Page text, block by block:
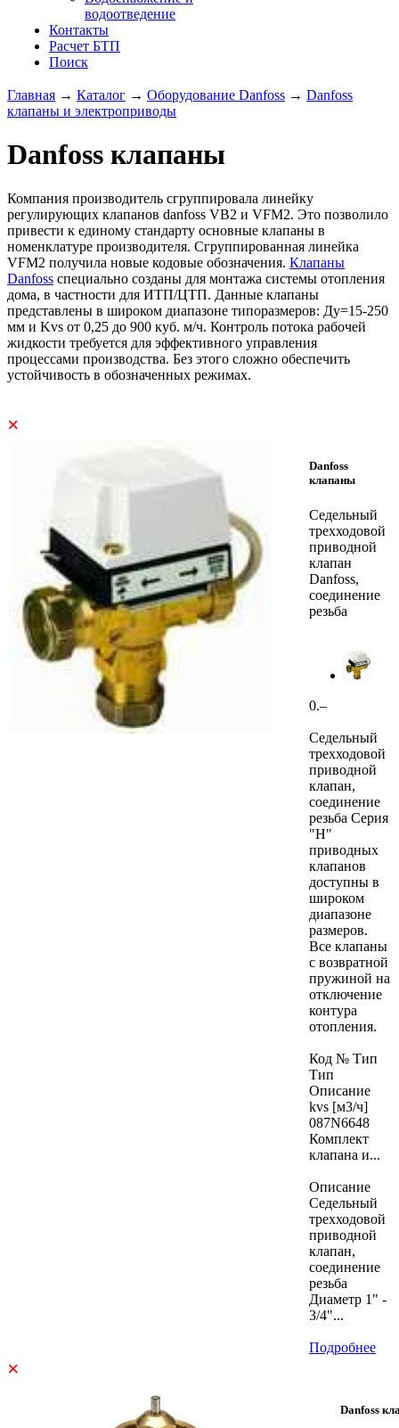
водоотведение
Контакты
Расчет БТП
Поиск
Главная → Каталог → Оборудование Danfoss → Danfoss
клапаны и электроприводы
Danfoss клапаны
Компания производитель сгруппировала линейку
регулирующих клапанов danfoss VB2 и VFM2. Это позволило
привести к единому стандарту основные клапаны в
номенклатуре производителя. Сгруппированная линейка
VFM2 получила новые кодовые обозначения. Клапаны
Danfoss специально созданы для монтажа системы отопления
дома, в частности для ИТП/ЦТП. Данные клапаны
представлены в широком диапазоне типоразмеров: Ду=15-250
мм и Kvs от 0,25 до 900 куб. м/ч. Контроль потока рабочей
жидкости требуется для эффективного управления
процессами производства. Без этого сложно обеспечить
устойчивость в обозначенных режимах.
×
Danfoss
клапаны
Седельный
трехходовой
приводной
клапан
Danfoss,
соединение
резьба
0.–
Седельный
трехходовой
приводной
клапан,
соединение
резьба Серия
"H"
приводных
клапанов
доступны в
широком
диапазоне
размеров.
Все клапаны
с возвратной
пружиной на
отключение
контура
отопления.
Код № Тип
Тип
Описание
kvs [м3/ч]
087N6648
Комплект
клапана и...
Описание
Седельный
трехходовой
приводной
клапан,
соединение
резьба
Диаметр 1" -
3/4"...
Подробнее
×
Danfoss